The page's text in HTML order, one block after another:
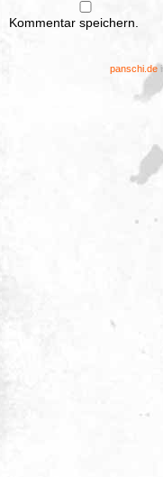
Kommentar speichern.
panschi.de